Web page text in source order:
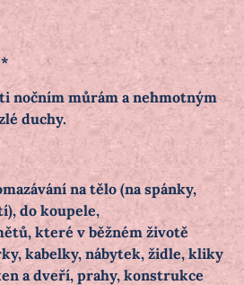
nočním můrám a nehmotným
duchy.
na tělo (na spánky,
do koupele,
které v běžném životě
kabelky, nábytek, židle, kliky
a dveří, prahy, konstrukce